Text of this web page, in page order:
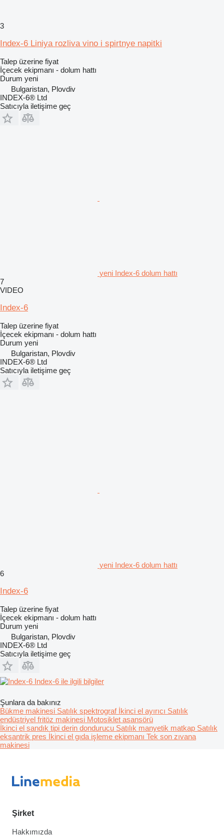
3
Index-6 Liniya rozliva vino i spirtnye napitki
Talep üzerine fiyat
İçecek ekipmanı - dolum hattı
Durum yeni
Bulgaristan, Plovdiv
INDEX-6® Ltd
Satıcıyla iletişime geç
yeni Index-6 dolum hattı
7
VIDEO
Index-6
Talep üzerine fiyat
İçecek ekipmanı - dolum hattı
Durum yeni
Bulgaristan, Plovdiv
INDEX-6® Ltd
Satıcıyla iletişime geç
yeni Index-6 dolum hattı
6
Index-6
Talep üzerine fiyat
İçecek ekipmanı - dolum hattı
Durum yeni
Bulgaristan, Plovdiv
INDEX-6® Ltd
Satıcıyla iletişime geç
Index-6 ile ilgili bilgiler
Şunlara da bakınız
Bükme makinesi Satılık spektrograf İkinci el ayırıcı Satılık
endüstriyel fritöz makinesi Motosiklet asansörü
İkinci el sandık tipi derin dondurucu Satılık manyetik matkap Satılık
eksantrik pres İkinci el gıda işleme ekipmanı Tek son zıvana
makinesi
Şirket
Hakkımızda